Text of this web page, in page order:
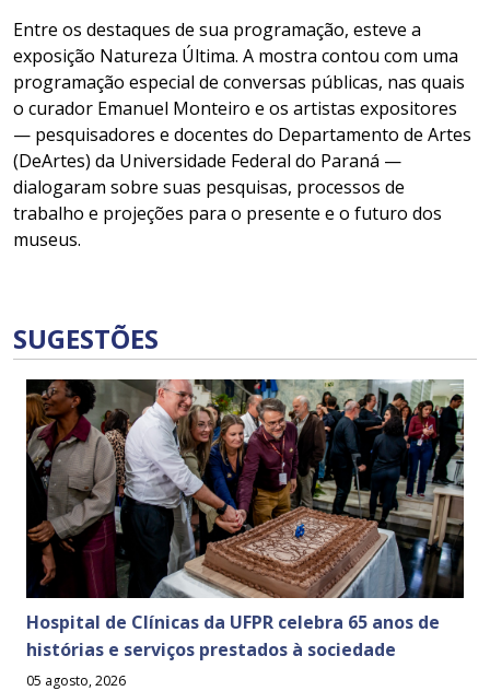
Entre os destaques de sua programação, esteve a
exposição Natureza Última. A mostra contou com uma
programação especial de conversas públicas, nas quais
o curador Emanuel Monteiro e os artistas expositores
— pesquisadores e docentes do Departamento de Artes
(DeArtes) da Universidade Federal do Paraná —
dialogaram sobre suas pesquisas, processos de
trabalho e projeções para o presente e o futuro dos
museus.
SUGESTÕES
Hospital de Clínicas da UFPR celebra 65 anos de
histórias e serviços prestados à sociedade
05 agosto, 2026